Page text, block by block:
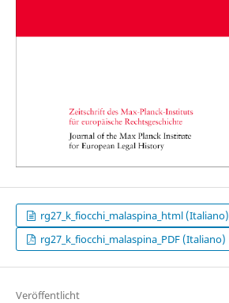
rg27_k_fiocchi_malaspina_html (Italiano)
rg27_k_fiocchi_malaspina_PDF (Italiano)
Veröffentlicht